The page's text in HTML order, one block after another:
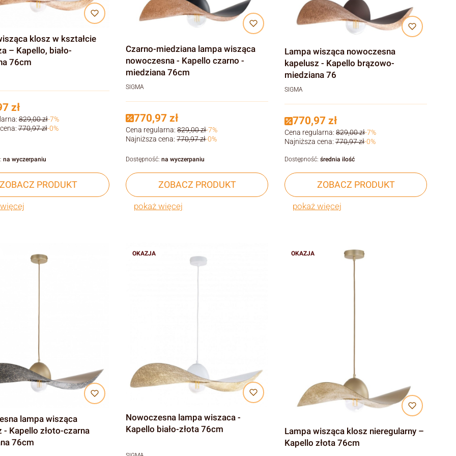
klosz w kształcie
76cm
zł
829,00 zł-7%
770,97 zł-0%
ZOBACZ PRODUKT
na wyczerpaniu
Czarno-miedziana lampa wisząca
nowoczesna - Kapello czarno -
miedziana 76cm
SIGMA
770,97 zł
Cena regularna: 829,00 zł-7%
Najniższa cena: 770,97 zł-0%
ZOBACZ PRODUKT
Dostępność:na wyczerpaniu
pokaż więcej
Lampa wisząca nowoczesna
kapelusz - Kapello brązowo-
miedziana 76
SIGMA
770,97 zł
Cena regularna: 829,00 zł-7%
Najniższa cena: 770,97 zł-0%
ZOBACZ PRODUKT
Dostępność:średnia ilość
pokaż więcej
wisząca
- Kapello złoto-czarna
76cm
OKAZJA
Nowoczesna lampa wiszaca -
Kapello biało-złota 76cm
OKAZJA
Lampa wisząca klosz nieregularny –
Kapello złota 76cm